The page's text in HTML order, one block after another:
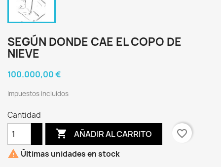
SEGÚN DONDE CAE EL COPO DE
NIEVE
100.000,00 €
Impuestos incluidos
Cantidad
 AÑADIR AL CARRITO
favorite_border
 Últimas unidades en stock